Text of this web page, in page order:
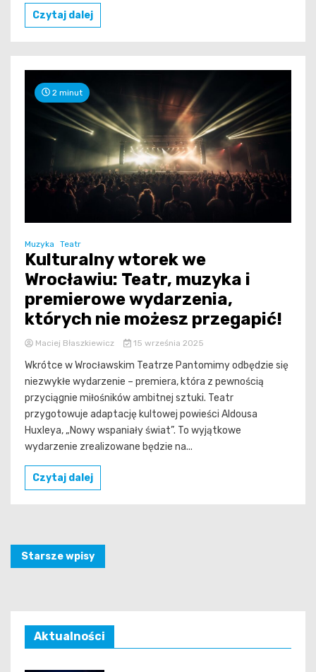
Czytaj dalej
2 minut
Muzyka Teatr
Kulturalny wtorek we
Wrocławiu: Teatr, muzyka i
premierowe wydarzenia,
których nie możesz przegapić!
Maciej Błaszkiewicz 15 września 2025
Wkrótce w Wrocławskim Teatrze Pantomimy odbędzie się
niezwykłe wydarzenie – premiera, która z pewnością
przyciągnie miłośników ambitnej sztuki. Teatr
przygotowuje adaptację kultowej powieści Aldousa
Huxleya, „Nowy wspaniały świat”. To wyjątkowe
wydarzenie zrealizowane będzie na...
Czytaj dalej
Nawigacja
Starsze wpisy
Aktualności